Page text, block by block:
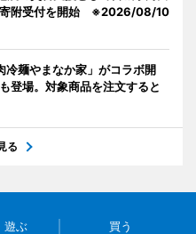
寄附受付を開始 ※2026/08/10
冷麺やまなか家」がコラボ開
登場。対象商品を注文すると
る
遊ぶ 買う